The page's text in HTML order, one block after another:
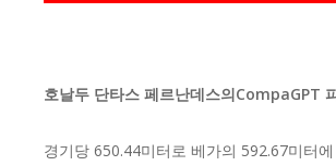
호날두 단타스 페르난데스의CompaGPT
경기당 650.44미터로 베가의 592.67미터